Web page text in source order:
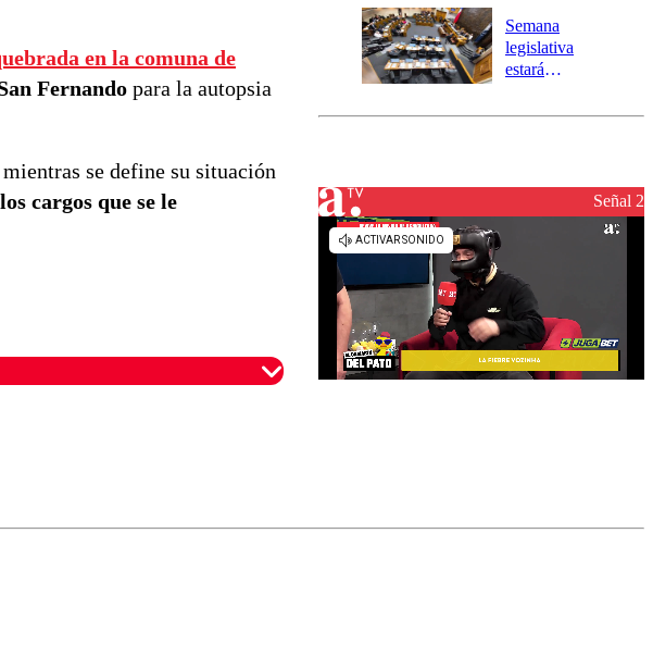
en la comuna de
Fernando para la autopsia
mientras se define su situación
cargos que se le
Preventiva en
tres comunas
Semana
legislativa
estará
el fin de la
reconstrucciónSeñal 2